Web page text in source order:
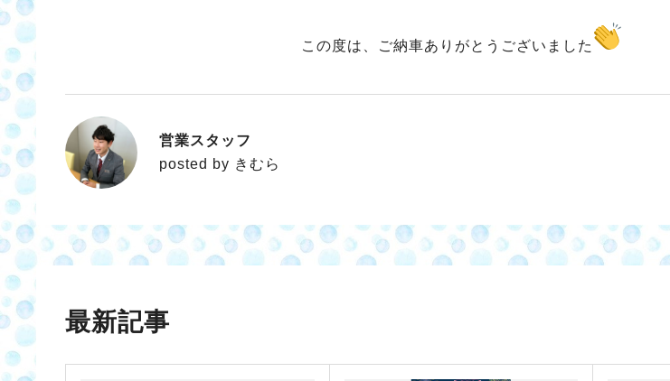
この度は、ご納車ありがとうございました
きむら
営業スタッフ
posted by きむら
最新記事